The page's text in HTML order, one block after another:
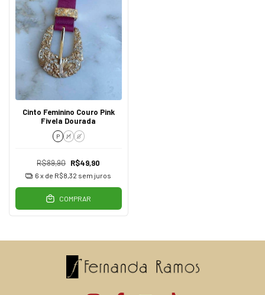
Cinto Feminino Couro Pink
Fivela Dourada
P M G
R$89,90 R$49,90
6 x de R$8,32 sem juros
COMPRAR